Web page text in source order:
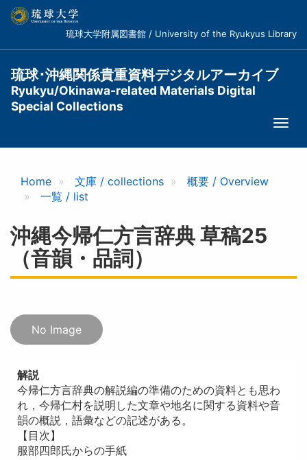
コ
琉球大学附属図書館 / University of the Ryukyus Library
琉球･沖縄関係貴重資料デジタルアーカイブ
Ryukyu/Okinawa-related Materials Digital
Special Collections
Home 文庫 / collections
概要 / Overview
一覧 / list
沖縄今帰仁方言辞典 草稿25
（音韻・品詞）
No Image
解説
今帰仁方言辞典の解説編の準備のための資料とも思わ
れ，今帰仁村を説明した文章や地名に関する資料や音
韻の概説，語彙などの記述がある。
【目次】
服部四郎氏からの手紙